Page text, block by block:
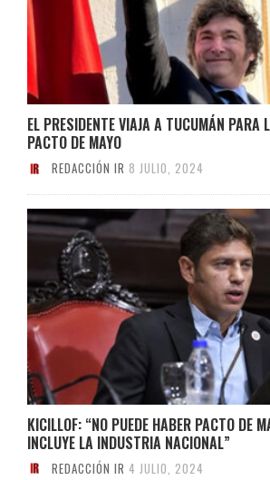
EL PRESIDENTE VIAJA A TUCUMÁN PARA
PACTO DE MAYO
REDACCIÓN IR 8 JULIO, 2024
KICILLOF: “NO PUEDE HABER PACTO DE
INCLUYE LA INDUSTRIA NACIONAL”
REDACCIÓN IR 4 JULIO, 2024